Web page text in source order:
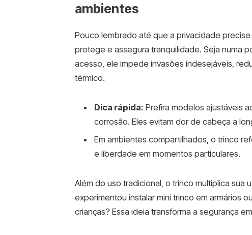
ambientes
Pouco lembrado até que a privacidade
protege e assegura tranquilidade. Seja numa
acesso, ele impede invasões indesejáveis,
térmico.
Dica rápida: Prefira modelos ajustáveis
corrosão. Eles evitam dor de cabeça a
Em ambientes compartilhados, o trinco
e liberdade em momentos particulares.
Além do uso tradicional, o trinco multiplica sua
experimentou instalar mini trinco em armários
crianças? Essa ideia transforma a segurança